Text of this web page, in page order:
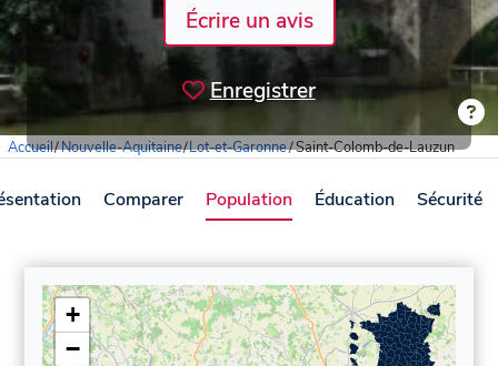
Écrire un avis
Enregistrer
Accueil/Nouvelle-Aquitaine/Lot-et-Garonne/Saint-Colomb-de-Lauzun
Comparer Population Éducation Sécurité
+
−